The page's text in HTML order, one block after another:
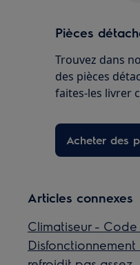
Pièces
Trouvez dans
des pièces
faites-les livrer
Acheter des
Articles connexes
Climatiseur - Code